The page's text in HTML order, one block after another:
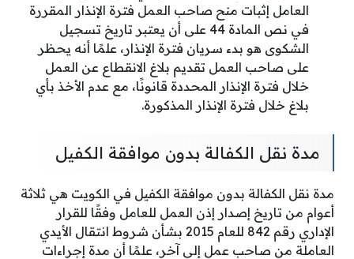
العامل إثبات منح صاحب العمل فترة الإنذار المقررة
في نص المادة 44 على أن يعتبر تاريخ تسجيل
الشكوى هو بدء سريان فترة الإنذار، علمًا أنه يحظر
على صاحب العمل تقديم بلاغ الانقطاع عن العمل
خلال فترة الإنذار المحددة قانونًا، مع عدم الأخذ بأي
بلاغ خلال فترة الإنذار المذكورة.
مدة نقل الكفالة بدون موافقة الكفيل
مدة نقل الكفالة بدون موافقة الكفيل في الكويت هي ثلاثة
أعوام من تاريخ إصدار إذن العمل للعامل وفقًا للقرار
الإداري رقم 842 للعام 2015 بشأن شروط انتقال الأيدي
العاملة من صاحب عمل إلى آخر، علمًا أن مدة إجراءات